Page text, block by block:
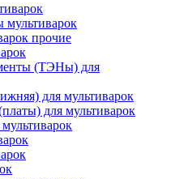
мультиварок
прочие
(ТЭНы) для
для мультиварок
для мультиварок